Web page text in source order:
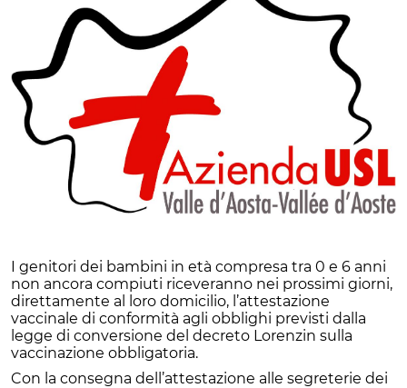
I genitori dei bambini in età compresa tra 0 e 6 anni
non ancora compiuti riceveranno nei prossimi giorni,
direttamente al loro domicilio, l’attestazione
vaccinale di conformità agli obblighi previsti dalla
legge di conversione del decreto Lorenzin sulla
vaccinazione obbligatoria.
Con la consegna dell’attestazione alle segreterie dei